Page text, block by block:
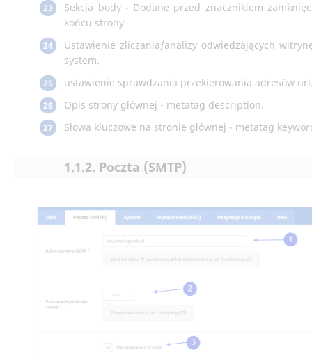
23
Sekcja body - Dodane przed znacznikiem
końcu strony
24
Ustawienie zliczania/analizy odwiedzających
system.
25 ustawienie sprawdzania przekierowania adresów
26 Opis strony głównej - metatag description.
27 Słowa kluczowe na stronie głównej - metatag
1.1.2. Poczta (SMTP)